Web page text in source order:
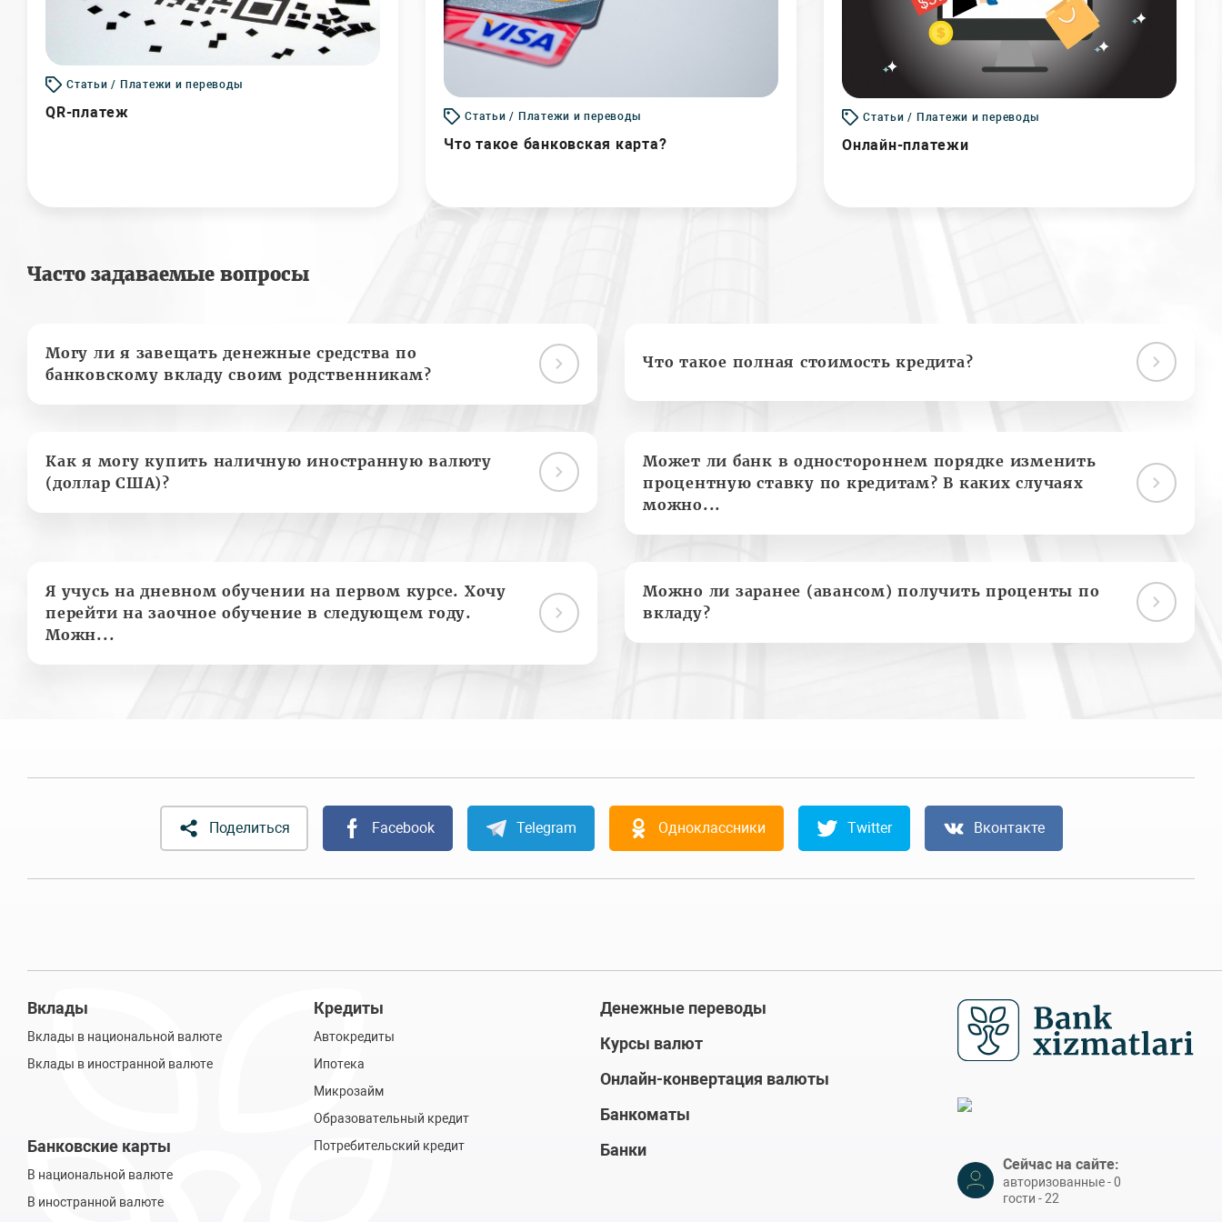
Статьи / Платежи и переводы
QR-платеж Статьи / Платежи и переводы
Что такое банковская карта?
Статьи / Платежи и переводы
Онлайн-платежи
Часто задаваемые вопросы
Могу ли я завещать денежные средства по
банковскому вкладу своим родственникам?
Что такое полная стоимость кредита?
Как я могу купить наличную иностранную валюту
(доллар США)?
Может ли банк в одностороннем порядке изменить
процентную ставку по кредитам? В каких случаях
можно...
Я учусь на дневном обучении на первом курсе. Хочу
перейти на заочное обучение в следующем году.
Можн...
Можно ли заранее (авансом) получить проценты по
вкладу?
Поделиться Facebook Telegram Одноклассники Twitter Вконтакте
Вклады
Вклады в национальной валюте
Вклады в иностранной валюте
Банковские карты
В национальной валюте
В иностранной валюте
Кредиты
Автокредиты
Ипотека
Микрозайм
Образовательный кредит
Потребительский кредит
Денежные переводы
Курсы валют
Онлайн-конвертация валюты
Банкоматы
Банки
Сейчас на сайте:
авторизованные - 0
гости - 22